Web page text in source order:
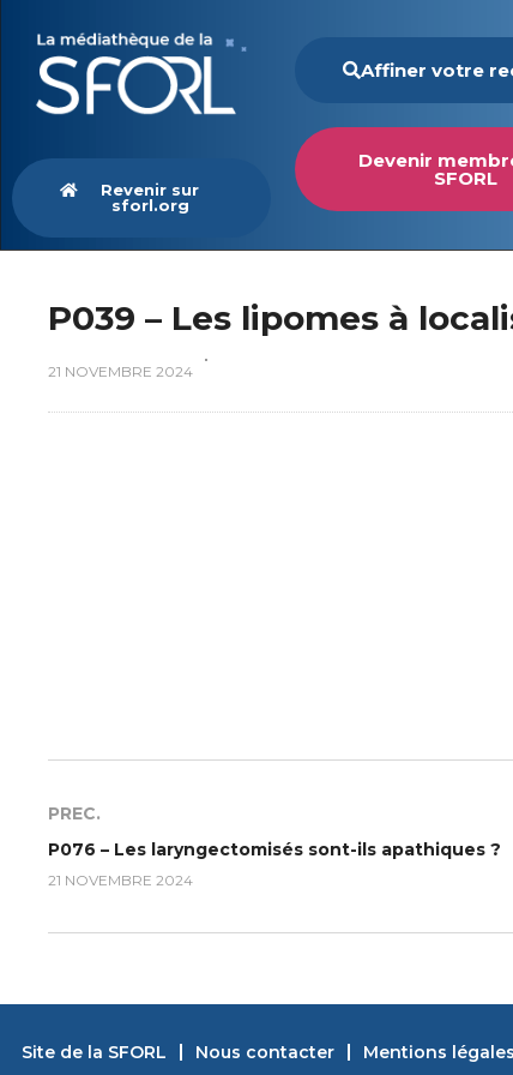
Revenir sur
sforl.org
Affiner votre
Devenir
SFORL
P039 – Les lipomes à
21 NOVEMBRE 2024
PREC.
P076 – Les laryngectomisés sont-ils apathiques ?
21 NOVEMBRE 2024
Site de la SFORL Nous contacter Mentions légales